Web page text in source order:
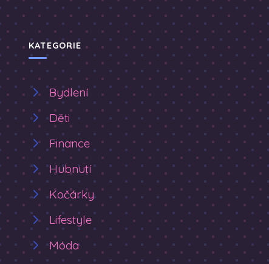
KATEGORIE
Bydlení
Děti
Finance
Hubnutí
Kočárky
Lifestyle
Móda